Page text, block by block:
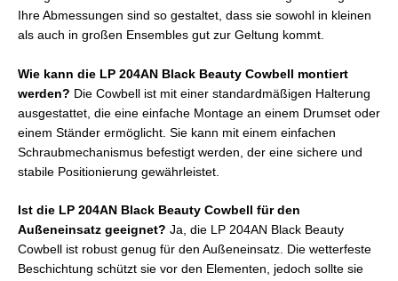
Ihre Abmessungen sind so gestaltet, dass sie sowohl in kleinen
als auch in großen Ensembles gut zur Geltung kommt.
Wie kann die LP 204AN Black Beauty Cowbell montiert
werden? Die Cowbell ist mit einer standardmäßigen Halterung
ausgestattet, die eine einfache Montage an einem Drumset oder
einem Ständer ermöglicht. Sie kann mit einem einfachen
Schraubmechanismus befestigt werden, der eine sichere und
stabile Positionierung gewährleistet.
Ist die LP 204AN Black Beauty Cowbell für den
Außeneinsatz geeignet? Ja, die LP 204AN Black Beauty
Cowbell ist robust genug für den Außeneinsatz. Die wetterfeste
Beschichtung schützt sie vor den Elementen, jedoch sollte sie